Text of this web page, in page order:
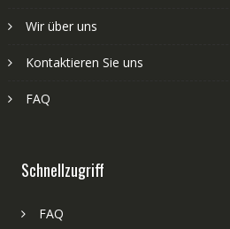
Wir über uns
Kontaktieren Sie uns
FAQ
Schnellzugriff
FAQ